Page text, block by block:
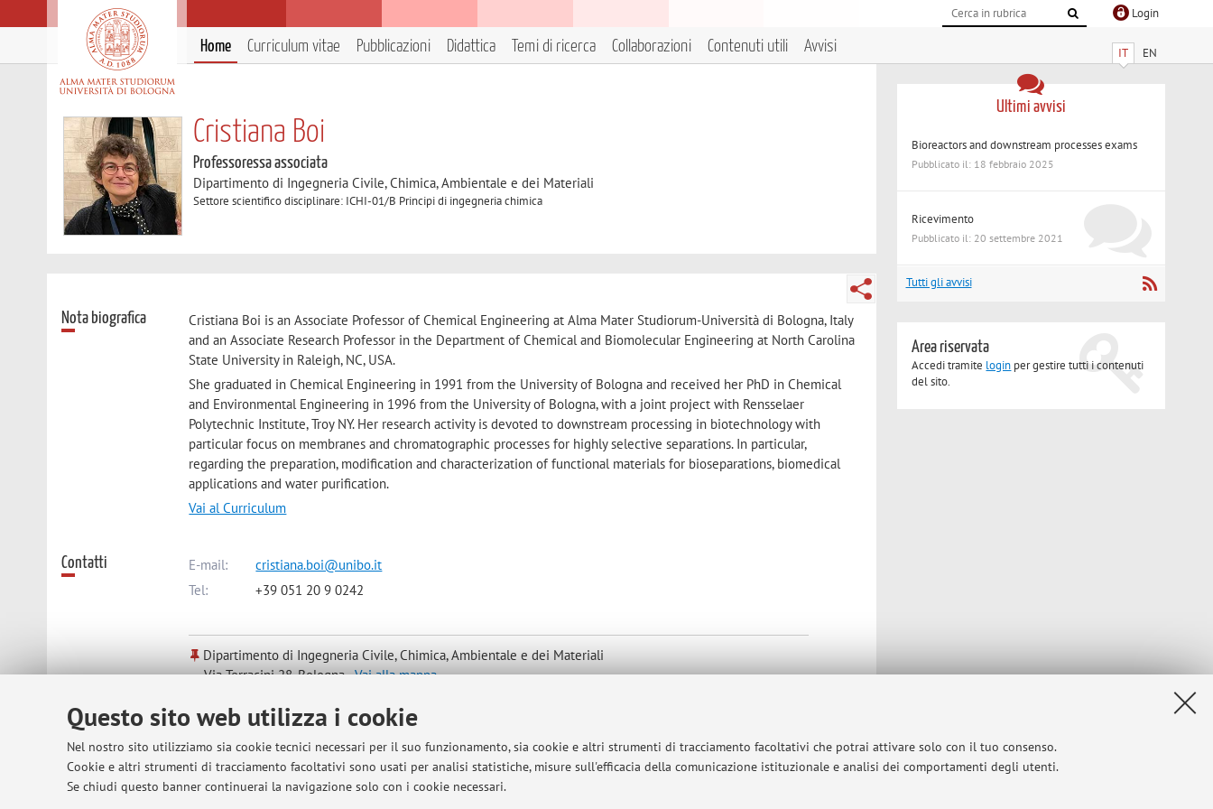
Questo sito web utilizza i cookie
Nel nostro sito utilizziamo sia cookie tecnici necessari per il suo funzionamento, sia cookie e altri strumenti di tracciamento facoltativi che potrai attivare solo con il tuo consenso.
Cookie e altri strumenti di tracciamento facoltativi sono usati per analisi statistiche, misure sull'efficacia della comunicazione istituzionale e analisi dei comportamenti degli utenti.
Se chiudi questo banner continuerai la navigazione solo con i cookie necessari.
Login
IT EN
Home Curriculum vitae Pubblicazioni Didattica Temi di ricerca Collaborazioni Contenuti utili Avvisi
Cristiana Boi
Professoressa associata
Dipartimento di Ingegneria Civile, Chimica, Ambientale e dei Materiali
Settore scientifico disciplinare: ICHI-01/B Principi di ingegneria chimica
Nota biografica
Cristiana Boi is an Associate Professor of Chemical Engineering at Alma Mater Studiorum-Università di Bologna, Italy
and an Associate Research Professor in the Department of Chemical and Biomolecular Engineering at North Carolina
State University in Raleigh, NC, USA.
She graduated in Chemical Engineering in 1991 from the University of Bologna and received her PhD in Chemical
and Environmental Engineering in 1996 from the University of Bologna, with a joint project with Rensselaer
Polytechnic Institute, Troy NY. Her research activity is devoted to downstream processing in biotechnology with
particular focus on membranes and chromatographic processes for highly selective separations. In particular,
regarding the preparation, modification and characterization of functional materials for bioseparations, biomedical
applications and water purification.
Vai al Curriculum
Contatti E-mail:
cristiana.boi@unibo.it
Tel:
+39 051 20 9 0242
Dipartimento di Ingegneria Civile, Chimica, Ambientale e dei Materiali
Via Terracini 28, Bologna -Vai alla mappa
Risorse in rete ORCID
Ultimi avvisi
Bioreactors and downstream processes exams
Pubblicato il: 18 febbraio 2025
Ricevimento
Pubblicato il: 20 settembre 2021
Tutti gli avvisi
Area riservata
Accedi tramite login per gestire tutti i contenuti
del sito.